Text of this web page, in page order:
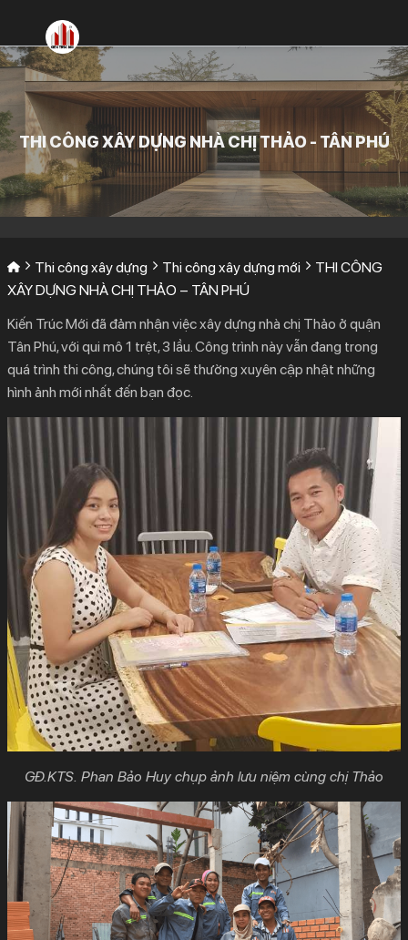
nội
dung
THI CÔNG XÂY DỰNG NHÀ CHỊ THẢO - TÂN PHÚ
Thi công xây dựng Thi công xây dựng mới
THI CÔNG
XÂY DỰNG NHÀ CHỊ THẢO – TÂN PHÚ
Kiến Trúc Mới đã đảm nhận việc xây dựng nhà chị Thảo ở quận
Tân Phú, với qui mô 1 trệt, 3 lầu. Công trình này vẫn đang trong
quá trình thi công, chúng tôi sẽ thường xuyên cập nhật những
hình ảnh mới nhất đến bạn đọc.
GĐ.KTS. Phan Bảo Huy chụp ảnh lưu niệm cùng chị Thảo